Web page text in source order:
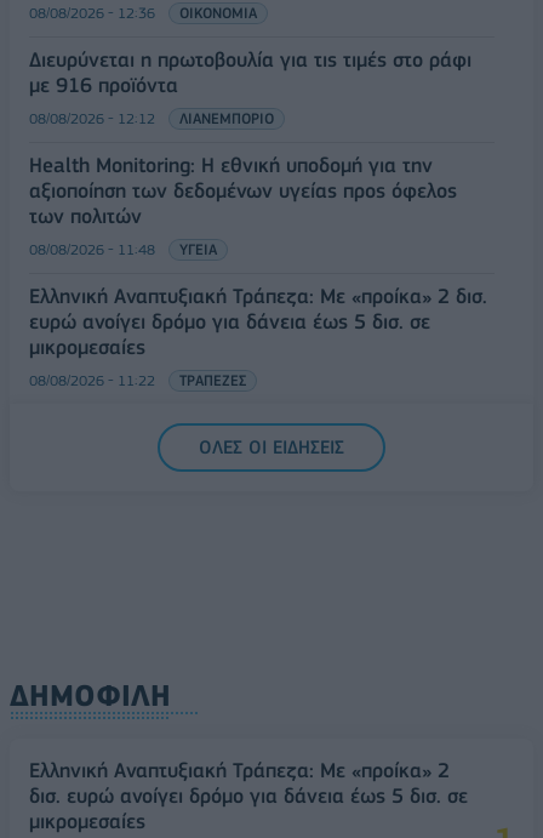
08/08/2026 - 12:36 ΟΙΚΟΝΟΜΙΑ
Διευρύνεται η πρωτοβουλία για τις τιμές στο ράφι
με 916 προϊόντα
08/08/2026 - 12:12 ΛΙΑΝΕΜΠΟΡΙΟ
Health Monitoring: Η εθνική υποδομή για την
αξιοποίηση των δεδομένων υγείας προς όφελος
των πολιτών
08/08/2026 - 11:48 ΥΓΕΙΑ
Ελληνική Αναπτυξιακή Τράπεζα: Με «προίκα» 2 δισ.
ευρώ ανοίγει δρόμο για δάνεια έως 5 δισ. σε
μικρομεσαίες
08/08/2026 - 11:22 ΤΡΑΠΕΖΕΣ
5G παντού, 6G στον ορίζοντα: Πού βρίσκεται η
Ελλάδα στη μεγάλη τεχνολογική μετάβαση
ΟΛΕΣ ΟΙ ΕΙΔΗΣΕΙΣ
ΔΗΜΟΦΙΛΗ
Ελληνική Αναπτυξιακή Τράπεζα: Με «προίκα» 2
δισ. ευρώ ανοίγει δρόμο για δάνεια έως 5 δισ. σε
μικρομεσαίες